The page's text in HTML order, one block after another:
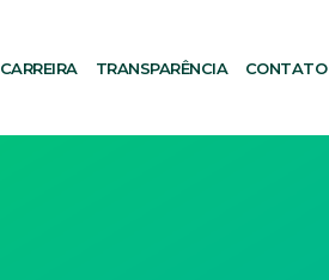
CARREIRA TRANSPARÊNCIA CONTATO